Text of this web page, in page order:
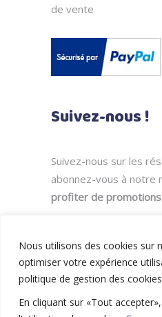
Nous utilisons des cookies sur
optimiser votre expérience
politique de gestion des
En cliquant sur «Tout
de vente
Suivez-nous !
Suivez-nous sur les
abonnez-vous à notre
profiter de